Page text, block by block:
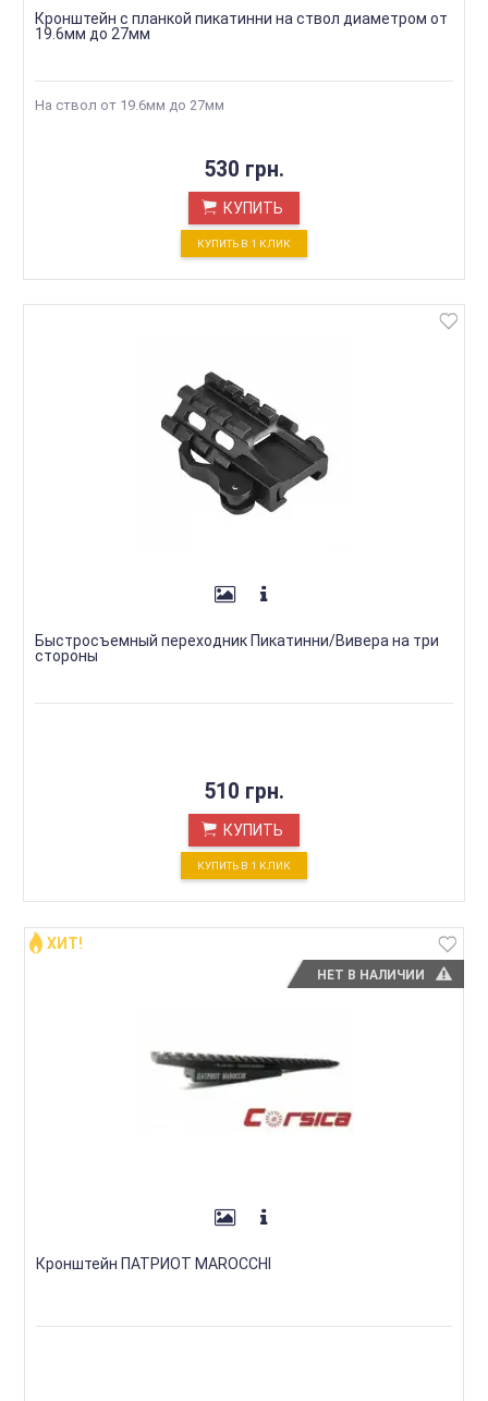
Кронштейн с планкой пикатинни на ствол диаметром от
19.6мм до 27мм
На ствол от 19.6мм до 27мм
530 грн.
КУПИТЬ
КУПИТЬ В 1 КЛИК
Быстросъемный переходник Пикатинни/Вивера на три
стороны
510 грн.
КУПИТЬ
КУПИТЬ В 1 КЛИК
НЕТ В НАЛИЧИИ
ХИТ!
Кронштейн ПАТРИОТ MAROCCHI